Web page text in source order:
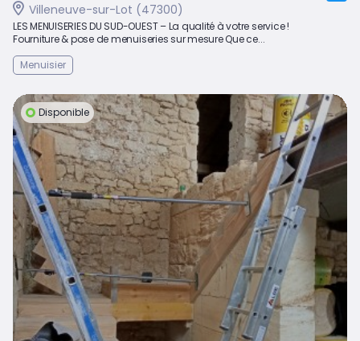
Villeneuve-sur-Lot (47300)
LES MENUISERIES DU SUD-OUEST – La qualité à votre service !
Fourniture & pose de menuiseries sur mesure Que ce...
Menuisier
Disponible